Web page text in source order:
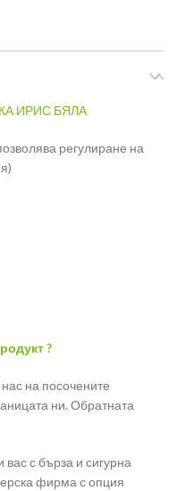
ИРИС БЯЛА
регулиране на
?
на посочените
ни. Обратната
вас с бърза и сигурна
фирма с опция